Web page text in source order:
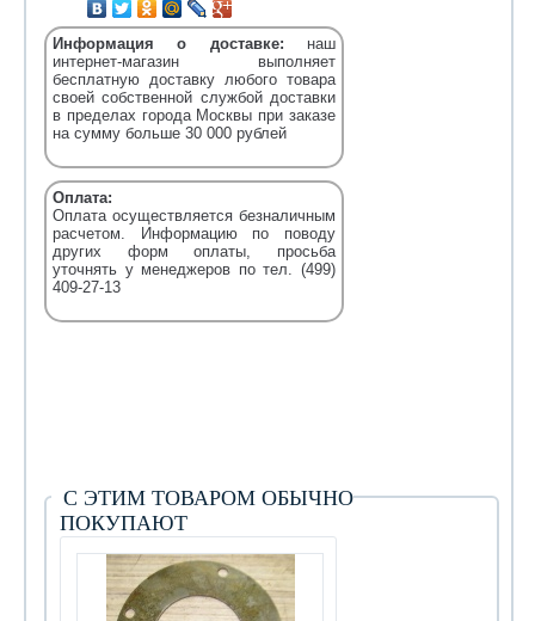
Информация о доставке: наш
интернет-магазин выполняет
бесплатную доставку любого товара
своей собственной службой доставки
в пределах города Москвы при заказе
на сумму больше 30 000 рублей
Оплата:
Оплата осуществляется безналичным
расчетом. Информацию по поводу
других форм оплаты, просьба
уточнять у менеджеров по тел. (499)
409-27-13
С ЭТИМ ТОВАРОМ ОБЫЧНО
ПОКУПАЮТ